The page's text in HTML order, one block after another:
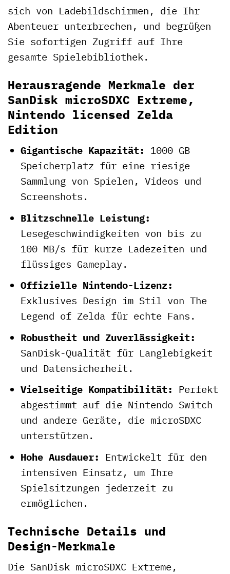
sich von Ladebildschirmen, die Ihr
Abenteuer unterbrechen, und begrüßen
Sie sofortigen Zugriff auf Ihre
gesamte Spielebibliothek.
Herausragende Merkmale der
SanDisk microSDXC Extreme,
Nintendo licensed Zelda
Edition
Gigantische Kapazität: 1000 GB
Speicherplatz für eine riesige
Sammlung von Spielen, Videos und
Screenshots.
Blitzschnelle Leistung:
Lesegeschwindigkeiten von bis zu
100 MB/s für kurze Ladezeiten und
flüssiges Gameplay.
Offizielle Nintendo-Lizenz:
Exklusives Design im Stil von The
Legend of Zelda für echte Fans.
Robustheit und Zuverlässigkeit:
SanDisk-Qualität für Langlebigkeit
und Datensicherheit.
Vielseitige Kompatibilität: Perfekt
abgestimmt auf die Nintendo Switch
und andere Geräte, die microSDXC
unterstützen.
Hohe Ausdauer: Entwickelt für den
intensiven Einsatz, um Ihre
Spielsitzungen jederzeit zu
ermöglichen.
Technische Details und
Design-Merkmale
Die SanDisk microSDXC Extreme,